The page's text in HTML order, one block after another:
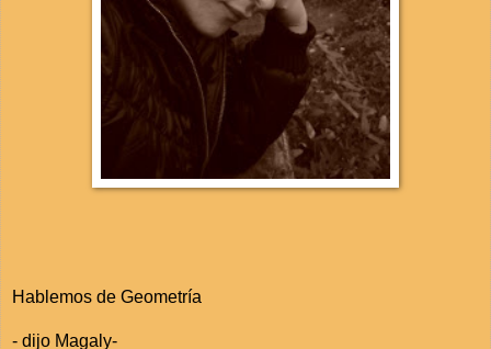
Hablemos de Geometría
- dijo Magaly-